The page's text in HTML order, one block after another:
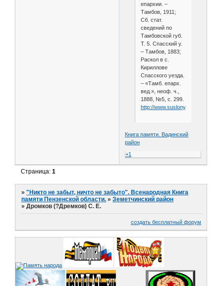
епархии. –
Тамбов, 1911;
Сб. стат.
сведений по
Тамбовской губ.
Т. 5. Спасский у.
– Тамбов, 1883;
Раскол в с.
Кириллове
Спасского уезда.
– «Тамб. епарх.
вед.», неоф. ч.,
1888, №5, с. 299.
http://www.suslony.ru/
Книга памяти. Вадинский
район
+1
Страница:1
»"Никто не забыт, ничто не забыто". Всенародная Книга
памяти Пензенской области. »Земетчинский район
»Дромков (?Дремков) С. Е.
создать бесплатный форум